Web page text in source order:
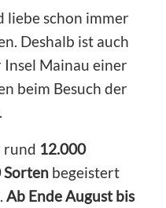
liebe schon immer
Deshalb ist auch
Mainau einer
beim Besuch der
rund 12.000
Sorten begeistert
Ab Ende August bis